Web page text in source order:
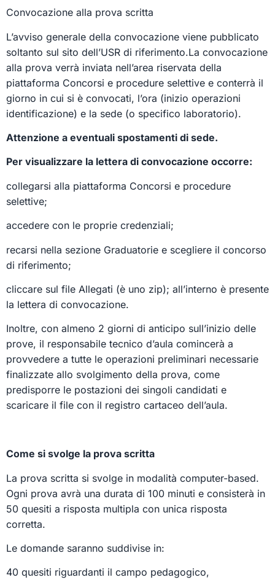
Convocazione alla prova scritta
L’avviso generale della convocazione viene pubblicato
soltanto sul sito dell’USR di riferimento.La convocazione
alla prova verrà inviata nell’area riservata della
piattaforma Concorsi e procedure selettive e conterrà il
giorno in cui si è convocati, l’ora (inizio operazioni
identificazione) e la sede (o specifico laboratorio).
Attenzione a eventuali spostamenti di sede.
Per visualizzare la lettera di convocazione occorre:
collegarsi alla piattaforma Concorsi e procedure
selettive;
accedere con le proprie credenziali;
recarsi nella sezione Graduatorie e scegliere il concorso
di riferimento;
cliccare sul file Allegati (è uno zip); all’interno è presente
la lettera di convocazione.
Inoltre, con almeno 2 giorni di anticipo sull’inizio delle
prove, il responsabile tecnico d’aula comincerà a
provvedere a tutte le operazioni preliminari necessarie
finalizzate allo svolgimento della prova, come
predisporre le postazioni dei singoli candidati e
scaricare il file con il registro cartaceo dell’aula.
Come si svolge la prova scritta
La prova scritta si svolge in modalità computer-based.
Ogni prova avrà una durata di 100 minuti e consisterà in
50 quesiti a risposta multipla con unica risposta
corretta.
Le domande saranno suddivise in:
40 quesiti riguardanti il campo pedagogico,